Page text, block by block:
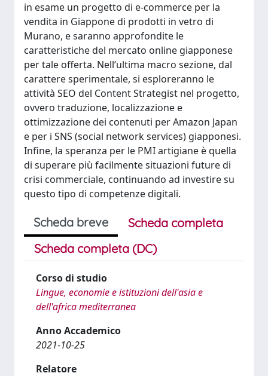
in esame un progetto di e-commerce per la
vendita in Giappone di prodotti in vetro di
Murano, e saranno approfondite le
caratteristiche del mercato online giapponese
per tale offerta. Nell’ultima macro sezione, dal
carattere sperimentale, si esploreranno le
attività SEO del Content Strategist nel progetto,
ovvero traduzione, localizzazione e
ottimizzazione dei contenuti per Amazon Japan
e per i SNS (social network services) giapponesi.
Infine, la speranza per le PMI artigiane è quella
di superare più facilmente situazioni future di
crisi commerciale, continuando ad investire su
questo tipo di competenze digitali.
Scheda breve
Scheda completa
Scheda completa (DC)
Corso di studio
Lingue, economie e istituzioni dell'asia e
dell'africa mediterranea
Anno Accademico
2021-10-25
Relatore